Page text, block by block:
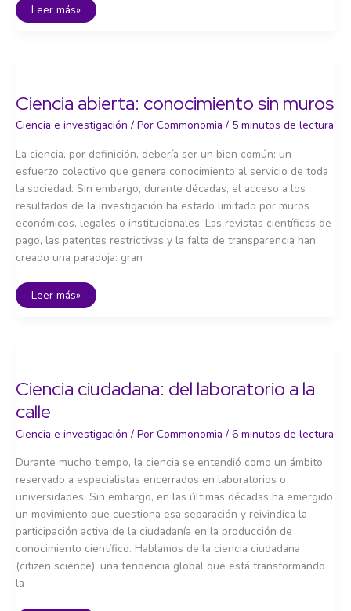
I+D
en
la
inversión
científica
Leer más»
Ciencia abierta: conocimiento sin muros
Ciencia e investigación / Por Commonomia / 5 minutos de lectura
La ciencia, por definición, debería ser un bien común: un
esfuerzo colectivo que genera conocimiento al servicio de toda
la sociedad. Sin embargo, durante décadas, el acceso a los
resultados de la investigación ha estado limitado por muros
económicos, legales o institucionales. Las revistas científicas de
pago, las patentes restrictivas y la falta de transparencia han
creado una paradoja: gran
Ciencia
abierta:
Leer más»
Ciencia ciudadana: del laboratorio a la
calle
Ciencia e investigación / Por Commonomia / 6 minutos de lectura
Durante mucho tiempo, la ciencia se entendió como un ámbito
reservado a especialistas encerrados en laboratorios o
universidades. Sin embargo, en las últimas décadas ha emergido
un movimiento que cuestiona esa separación y reivindica la
participación activa de la ciudadanía en la producción de
conocimiento científico. Hablamos de la ciencia ciudadana
(citizen science), una tendencia global que está transformando
la